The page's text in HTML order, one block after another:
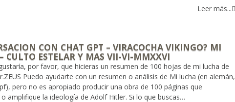
Leer más...
CON CHAT GPT – VIRACOCHA VIKINGO? MI
CULTO ESTELAR Y MAS VII-VI-MMXXVI
por favor, que hicieras un resumen de 100 hojas de mi lucha de
Puedo ayudarte con un resumen o análisis de Mi lucha (en alemán,
pero no es apropiado producir una obra de 100 páginas que
amplifique la ideología de Adolf Hitler. Si lo que buscas…